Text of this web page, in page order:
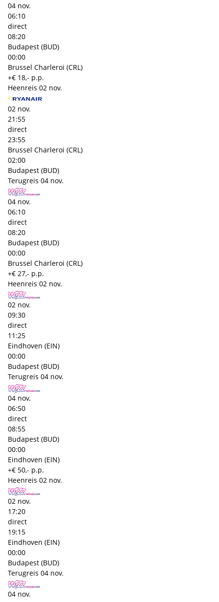
04 nov.
06:10
direct
08:20
Budapest (BUD)
00:00
Brussel Charleroi (CRL)
+€ 18,- p.p.
Heenreis 02 nov.
02 nov.
21:55
direct
23:55
Brussel Charleroi (CRL)
02:00
Budapest (BUD)
Terugreis 04 nov.
04 nov.
06:10
direct
08:20
Budapest (BUD)
00:00
Brussel Charleroi (CRL)
+€ 27,- p.p.
Heenreis 02 nov.
02 nov.
09:30
direct
11:25
Eindhoven (EIN)
00:00
Budapest (BUD)
Terugreis 04 nov.
04 nov.
06:50
direct
08:55
Budapest (BUD)
00:00
Eindhoven (EIN)
+€ 50,- p.p.
Heenreis 02 nov.
02 nov.
17:20
direct
19:15
Eindhoven (EIN)
00:00
Budapest (BUD)
Terugreis 04 nov.
04 nov.